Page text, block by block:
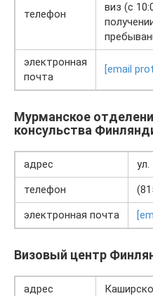
телефон
виз (с
электронная
почта
[email
Мурманское
консульства
адрес
телефон
электронная почта
Визовый центр
адрес